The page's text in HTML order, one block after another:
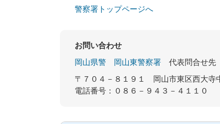
警察署トップページへ
お問い合わせ
岡山県警
岡山東警察署
代表問合せ先
〒７０４－８１９１
岡山市東区西大寺
電話番号：０８６－９４３－４１１０